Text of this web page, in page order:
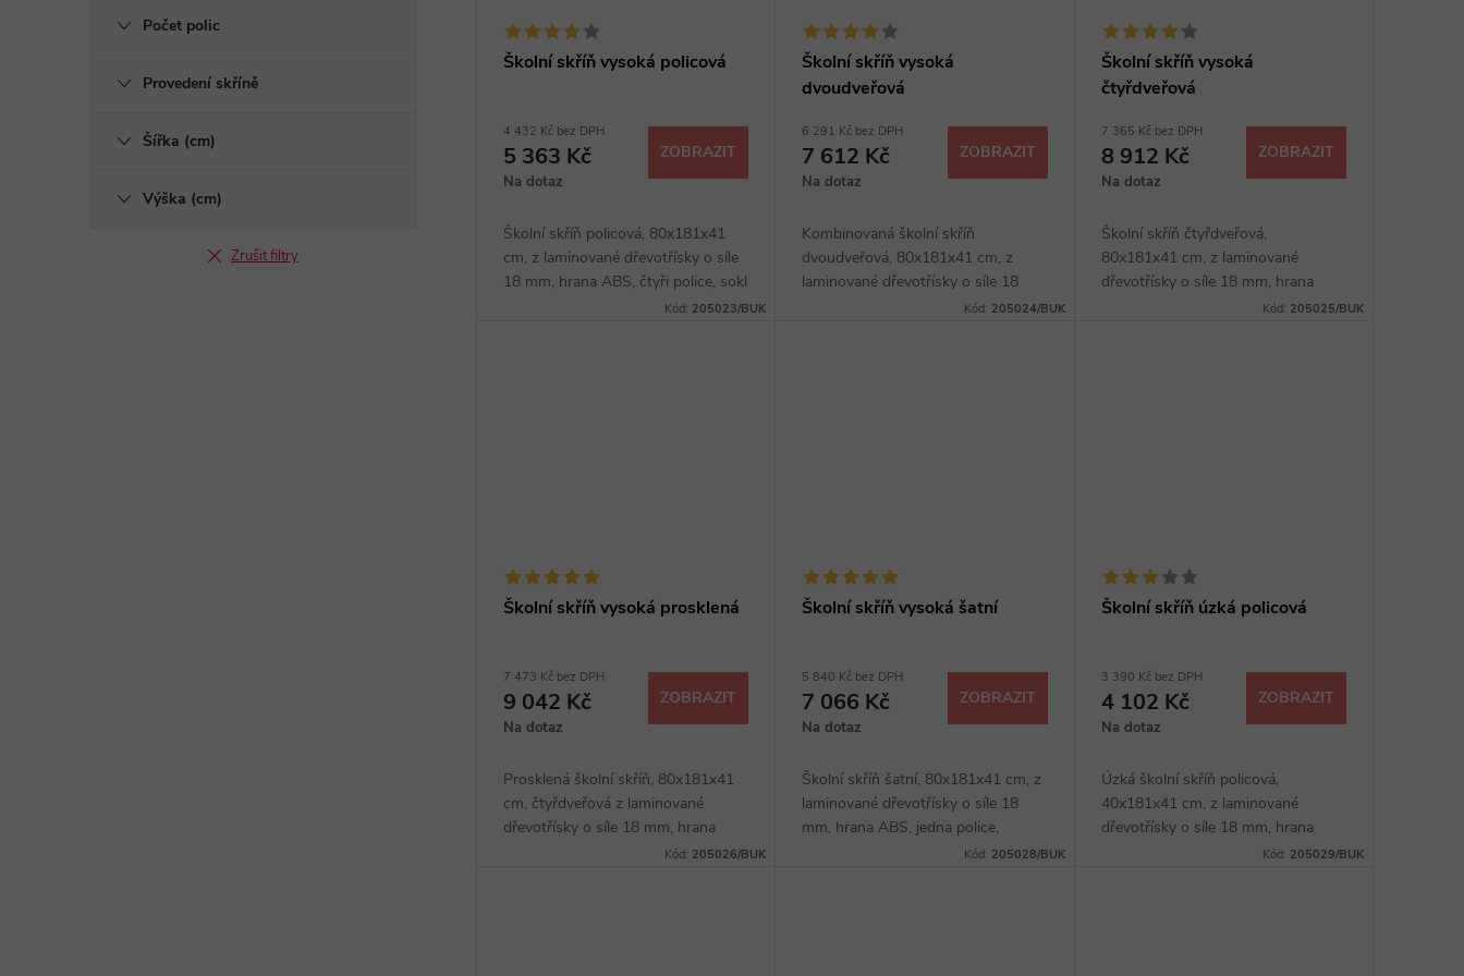
Počet polic
Provedení skříně
Šířka (cm)
Výška (cm)
Zrušit filtry
Školní skříň vysoká policová
4 432 Kč bez DPH
5 363 Kč
Na dotaz
ZOBRAZIT
Školní skříň policová, 80x181x41
cm, z laminované dřevotřísky o síle
18 mm, hrana ABS, čtyři police, sokl
40 mm, výběr z několika dezénů.
Kód: 205023/BUK
Školní skříň vysoká
dvoudveřová
6 291 Kč bez DPH
7 612 Kč
Na dotaz
ZOBRAZIT
Kombinovaná školní skříň
dvoudveřová, 80x181x41 cm, z
laminované dřevotřísky o síle 18
mm, hrana ABS, čtyři police, kovové
Kód: 205024/BUK
Školní skříň vysoká
čtyřdveřová
7 365 Kč bez DPH
8 912 Kč
Na dotaz
ZOBRAZIT
Školní skříň čtyřdveřová,
80x181x41 cm, z laminované
dřevotřísky o síle 18 mm, hrana
ABS, čtyři police, kovové úchytky,
Kód: 205025/BUK
Školní skříň vysoká prosklená
7 473 Kč bez DPH
9 042 Kč
Na dotaz
ZOBRAZIT
Prosklená školní skříň, 80x181x41
cm, čtyřdveřová z laminované
dřevotřísky o síle 18 mm, hrana
ABS, čtyři police, kovové úchytky,
Kód: 205026/BUK
Školní skříň vysoká šatní
5 840 Kč bez DPH
7 066 Kč
Na dotaz
ZOBRAZIT
Školní skříň šatní, 80x181x41 cm, z
laminované dřevotřísky o síle 18
mm, hrana ABS, jedna police,
kovové úchytky, sokl 40 mm, výběr
Kód: 205028/BUK
Školní skříň úzká policová
3 390 Kč bez DPH
4 102 Kč
Na dotaz
ZOBRAZIT
Úzká školní skříň policová,
40x181x41 cm, z laminované
dřevotřísky o síle 18 mm, hrana
ABS, čtyři police, sokl 40 mm, výběr
Kód: 205029/BUK